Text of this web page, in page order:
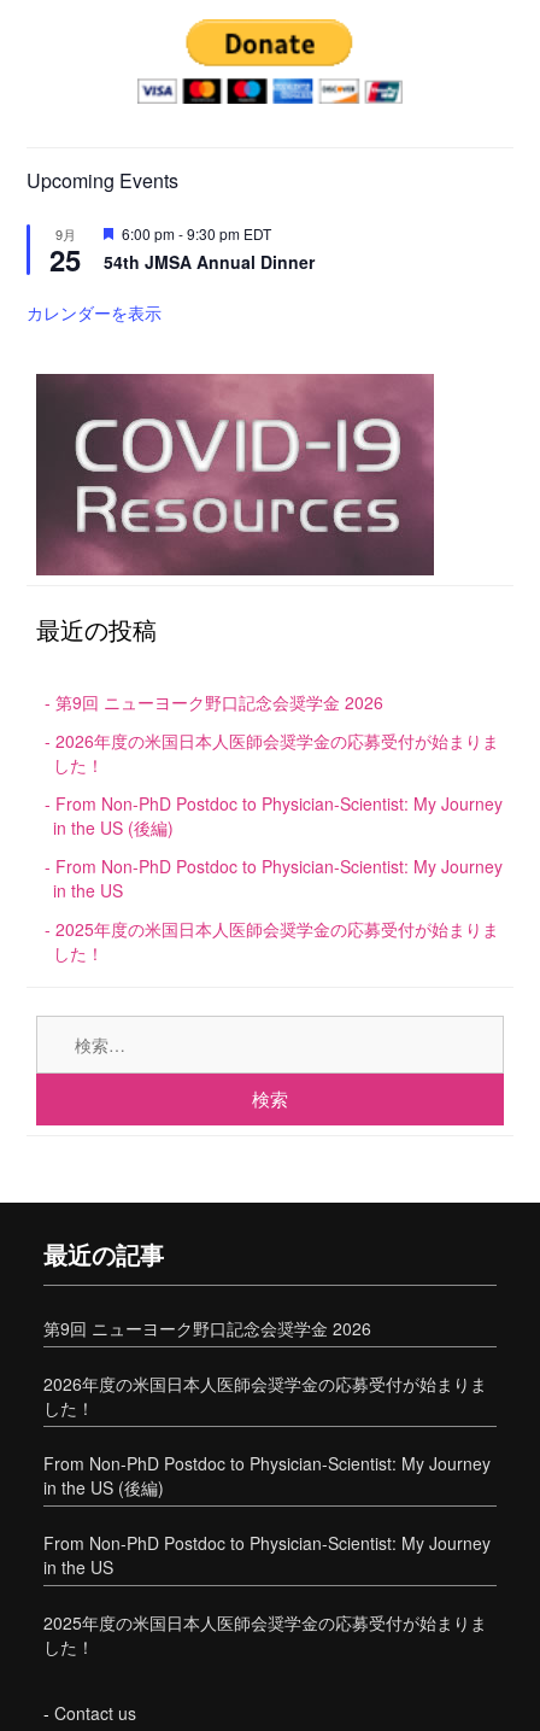
Upcoming Events
9月
25
注
目
6:00 pm-9:30 pm EDT
54th JMSA Annual Dinner
カレンダーを表示
最近の投稿
第9回 ニューヨーク野口記念会奨学金 2026
2026年度の米国日本人医師会奨学金の応募受付が始まりま
した！
From Non-PhD Postdoc to Physician-Scientist: My Journey
in the US (後編)
From Non-PhD Postdoc to Physician-Scientist: My Journey
in the US
2025年度の米国日本人医師会奨学金の応募受付が始まりま
した！
最近の記事
第9回 ニューヨーク野口記念会奨学金 2026
2026年度の米国日本人医師会奨学金の応募受付が始まりま
した！
From Non-PhD Postdoc to Physician-Scientist: My Journey
in the US (後編)
From Non-PhD Postdoc to Physician-Scientist: My Journey
in the US
2025年度の米国日本人医師会奨学金の応募受付が始まりま
した！
- Contact us